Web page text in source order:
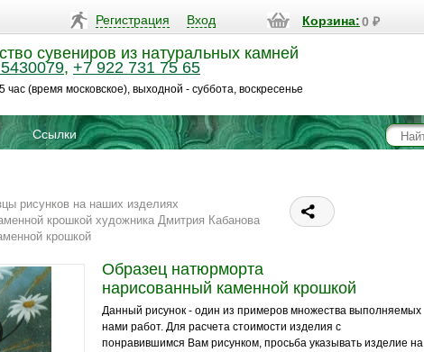
Регистрация Вход Корзина:0 ₽
сувениров из натуральных камней
, +7 922 731 75 65
час (время московское), выходной - суббота, воскресенье
Ссылки
рисунков на наших изделиях
крошкой художника Дмитрия Кабанова
крошкой
Образец натюрморта
нарисованный каменной крошкой
Данный рисунок - один из примеров множества выполняемых
нами работ. Для расчета стоимости изделия с
понравившимся Вам рисунком, просьба указывать изделие на